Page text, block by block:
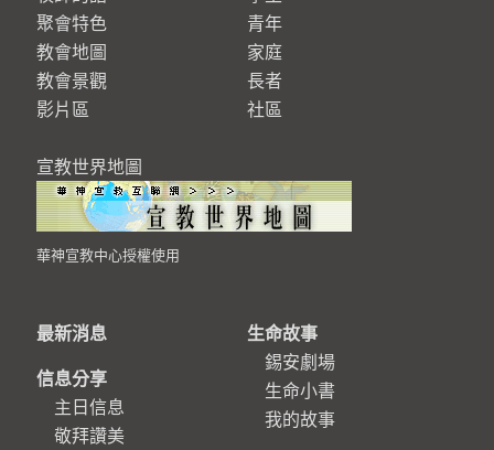
聚會特色
教會地圖
教會景觀
影片區
宣教世界地圖
華神宣教中心授權使用
青年
家庭
長者
社區
最新消息
信息分享
主日信息
敬拜讚美
生命故事
錫安劇場
生命小書
我的故事